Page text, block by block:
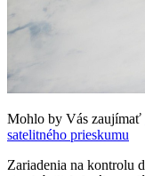
Mohlo by Vás zaujímať
satelitného prieskumu
Zariadenia na kontrolu